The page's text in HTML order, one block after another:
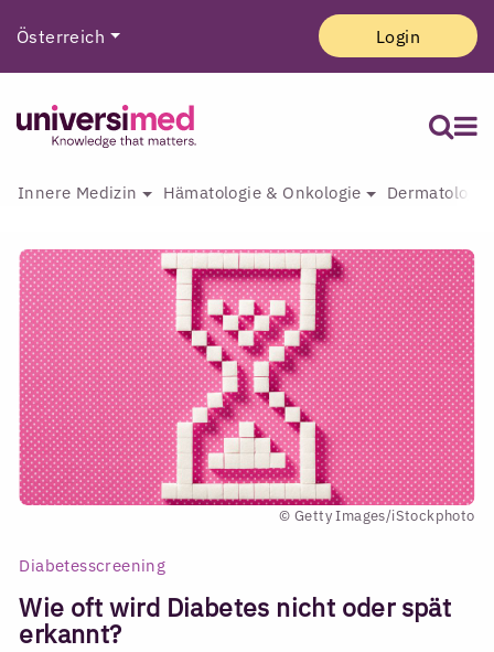
Österreich Login
Innere Medizin Hämatologie & Onkologie
© Getty Images/iStockphoto
Diabetesscreening
Wie oft wird Diabetes nicht oder spät
erkannt?